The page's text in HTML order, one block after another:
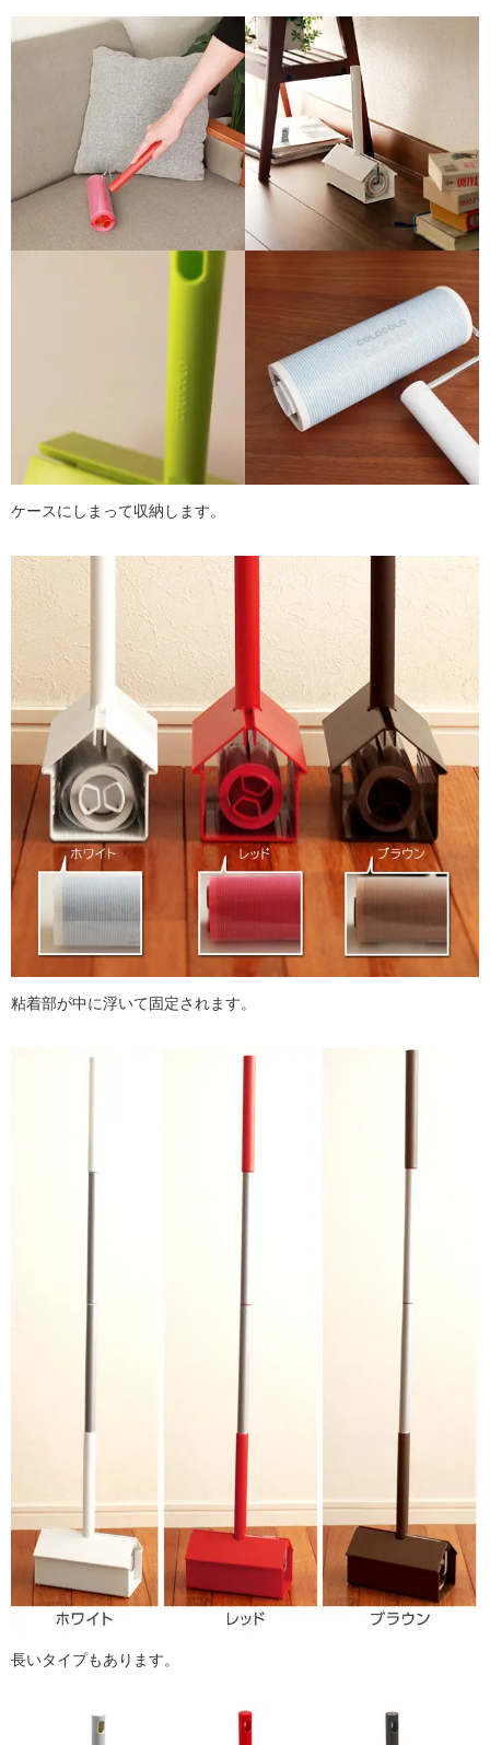
ケースにしまって収納します。
粘着部が中に浮いて固定されます。
長いタイプもあります。